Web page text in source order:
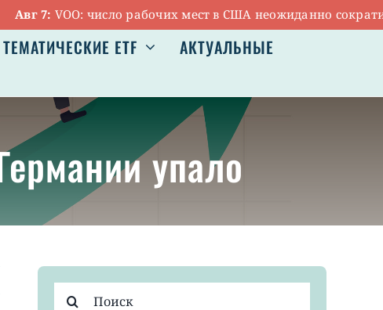
7:VOO: число рабочих мест в США неожиданно
ТЕМАТИЧЕСКИЕ ETF
АКТУАЛЬНЫЕ
упало